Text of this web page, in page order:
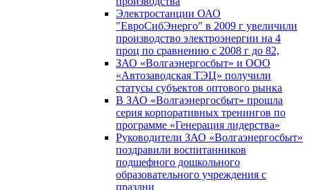
Электростанции ОАО
"ЕвроСибЭнерго" в 2009 г увеличили
производство электроэнергии на 4
проц по сравнению с 2008 г до 82,
ЗАО «Волгаэнергосбыт» и ООО
«Автозаводская ТЭЦ» получили
статусы субъектов оптового рынка
В ЗАО «Волгаэнергосбыт» прошла
серия корпоративных тренингов по
программе «Генерация лидерства»
Руководители ЗАО «Волгаэнергосбыт»
поздравили воспитанников
подшефного дошкольного
образовательного учреждения с
праздни